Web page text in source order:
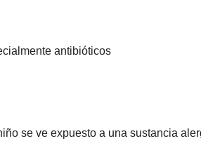
antibióticos
se ve expuesto a una sustancia